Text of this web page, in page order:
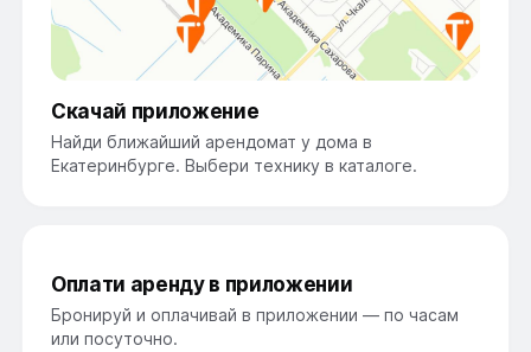
Скачай приложение
Найди ближайший арендомат у дома в
Екатеринбурге. Выбери технику в каталоге.
2
Перфоратор
аренда без залога · 1 час
Оплати аренду в приложении
Бронируй и оплачивай в приложении — по часам
или посуточно.